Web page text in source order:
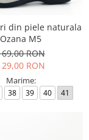
din piele naturala
Ozana M5
RON
RON
Marime:
38 39 40 41